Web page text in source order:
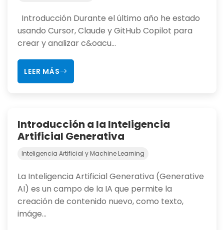
Introducción Durante el último año he estado
usando Cursor, Claude y GitHub Copilot para
crear y analizar c&oacu...
LEER MÁS
Introducción a la Inteligencia
Artificial Generativa
Inteligencia Artificial y Machine Learning
La Inteligencia Artificial Generativa (Generative
AI) es un campo de la IA que permite la
creación de contenido nuevo, como texto,
imáge...